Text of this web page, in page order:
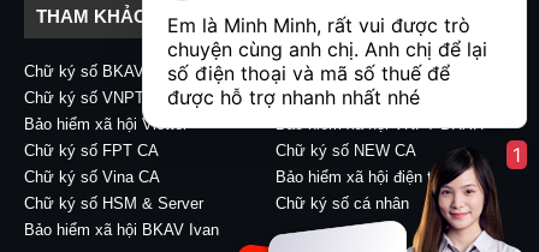
THAM KHẢO LIÊN KẾT
Chữ ký số BKAV CA
Chữ ký số VIETTEL CA
Chữ ký số VNPT CA
Chữ ký số CA2 - Nacencomm
Bảo hiểm xã hội Viettel
Bảo hiểm xã hội VNPT BHXH
Chữ ký số FPT CA
Chữ ký số NEW CA
Chữ ký số Vina CA
Bảo hiểm xã hội điện tử
Chữ ký số HSM & Server
Chữ ký số cá nhân
Bảo hiểm xã hội BKAV Ivan
Em là Minh Minh, rất vui được trò
chuyện cùng anh chị. Anh chị để lại
số điện thoại và mã số thuế để
được hỗ trợ nhanh nhất nhé
1